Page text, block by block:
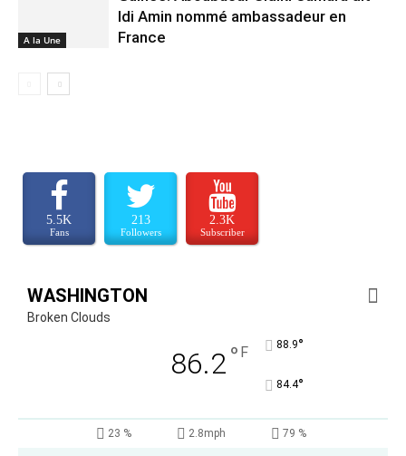
A la Une
Idi Amin nommé ambassadeur en
France
5.5K
Fans
213
Followers
2.3K
Subscriber
WASHINGTON
Broken Clouds
86.2° F 88.9°
84.4°
23 % 2.8mph 79 %